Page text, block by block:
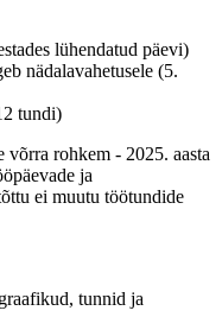
lühendatud päevi)
nädalavahetusele (5.
tundi)
võrra rohkem - 2025. aasta
ja
ei muutu töötundide
tunnid ja